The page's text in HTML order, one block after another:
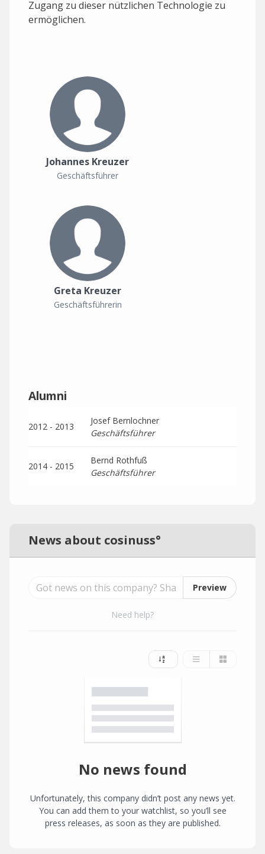
Zugang zu dieser nützlichen Technologie zu
ermöglichen.
Johannes Kreuzer
Geschäftsführer
Greta Kreuzer
Geschäftsführerin
Alumni
2012 - 2013
Josef Bernlochner
Geschäftsführer
2014 - 2015
Bernd Rothfuß
Geschäftsführer
News about cosinuss°
Preview
Need help?
No news found
Unfortunately, this company didn’t post any news yet.
You can add them to your watchlist, so you’ll see
press releases, as soon as they are published.